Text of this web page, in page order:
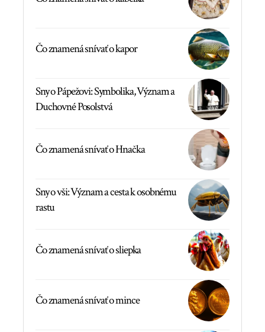
Čo znamená snívať o kapor
Sny o Pápežovi: Symbolika, Význam a
Duchovné Posolstvá
Čo znamená snívať o Hnačka
Sny o vši: Význam a cesta k osobnému
rastu
Čo znamená snívať o sliepka
Čo znamená snívať o mince